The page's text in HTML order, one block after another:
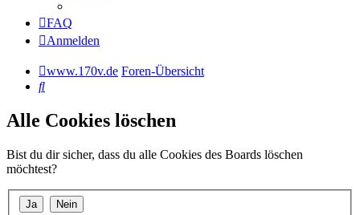
FAQ
Anmelden
www.170v.de Foren-Übersicht
Suche
Alle Cookies löschen
Bist du dir sicher, dass du alle Cookies des Boards löschen
möchtest?